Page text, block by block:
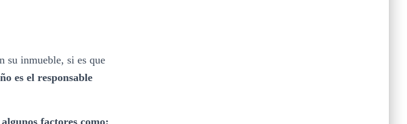
su inmueble, si es que
es el responsable
factores como: